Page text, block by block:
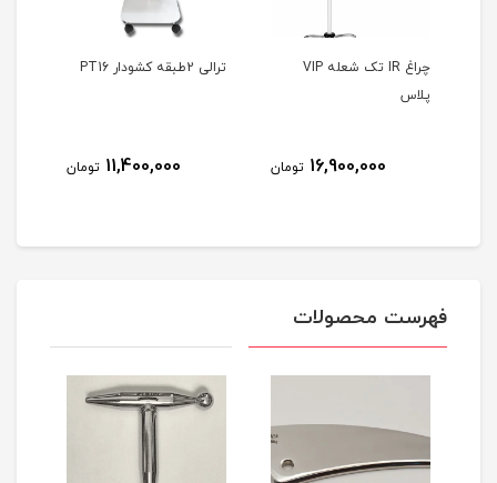
چراغ IR تک شعله VIP
پلاس
16,900,000 تومان
ترالی 2طبقه کشودار PT16
11,400,000 تومان
فهرست محصولات